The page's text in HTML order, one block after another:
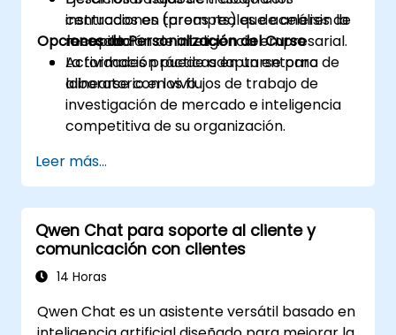
instrucciones (prompts) que aceleren la
recopilación de inteligencia empresarial.
centrados en tareas reales de análisis de
mercado.
Actividades prácticas en un entorno de
laboratorio en vivo.
Opciones de Personalización del Curso
La formación puede adaptarse para
alinearse con los flujos de trabajo de
investigación de mercado e inteligencia
competitiva de su organización.
Leer más...
Qwen Chat para soporte al cliente y
comunicación con clientes
14 Horas
Qwen Chat es un asistente versátil basado en